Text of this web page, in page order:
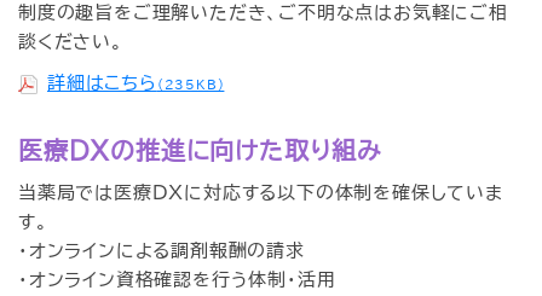
制度の趣旨をご理解いただき、ご不明な点はお気軽にご相
談ください。
詳細はこちら （235KB）
医療DXの推進に向けた取り組み
当薬局では医療DXに対応する以下の体制を確保していま
す。
・オンラインによる調剤報酬の請求
・オンライン資格確認を行う体制・活用